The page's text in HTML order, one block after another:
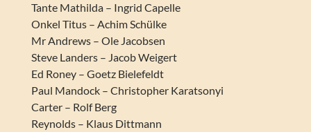
Tante Mathilda – Ingrid Capelle
Onkel Titus – Achim Schülke
Mr Andrews – Ole Jacobsen
Steve Landers – Jacob Weigert
Ed Roney – Goetz Bielefeldt
Paul Mandock – Christopher Karatsonyi
Carter – Rolf Berg
Reynolds – Klaus Dittmann